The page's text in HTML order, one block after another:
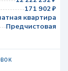
171 902 ₽
квартира
Предчистовая